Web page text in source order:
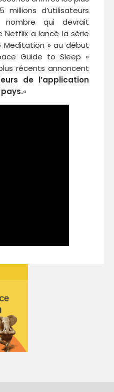
d’utilisateurs
qui devrait
a lancé la série
Meditation » au début
Guide to Sleep »
récents annoncent
de l’application
«